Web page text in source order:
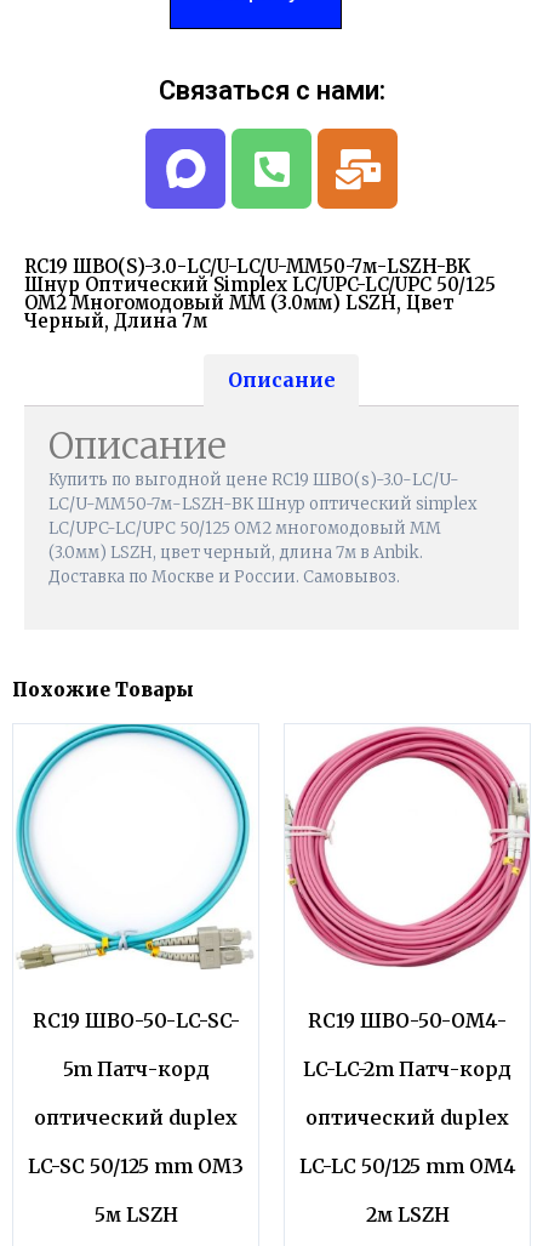
RC19 ШВО(s)-3.0-LC/U-LC/U-MM50-7м-LSZH-BK
Шнур Оптический Simplex LC/UPC-LC/UPC 50/125
OM2 Многомодовый MM (3.0мм) LSZH, Цвет
Черный, Длина 7м
Описание
Описание
Купить по выгодной цене RC19 ШВО(s)-3.0-LC/U-
LC/U-MM50-7м-LSZH-BK Шнур оптический simplex
LC/UPC-LC/UPC 50/125 OM2 многомодовый MM
(3.0мм) LSZH, цвет черный, длина 7м в Anbik.
Доставка по Москве и России. Самовывоз.
Связаться с нами:
Похожие Товары
RC19 ШВО-50-LC-SC-
5m Патч-корд
оптический duplex
LC-SC 50/125 mm OM3
5м LSZH
RC19 ШВО-50-OM4-
LC-LC-2m Патч-корд
оптический duplex
LC-LC 50/125 mm OM4
2м LSZH